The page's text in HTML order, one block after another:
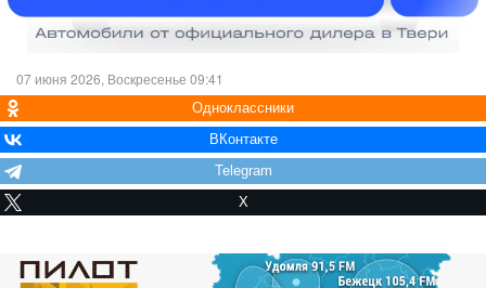
07 июня 2026, Воскресенье 09:41
Одноклассники
ВКонтакте
Telegram
X